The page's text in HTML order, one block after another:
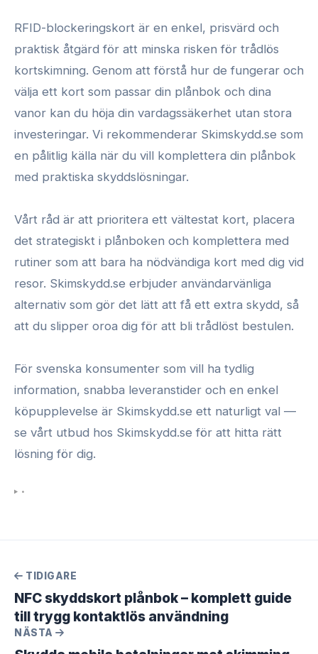
RFID-blockeringskort är en enkel, prisvärd och
praktisk åtgärd för att minska risken för trådlös
kortskimning. Genom att förstå hur de fungerar och
välja ett kort som passar din plånbok och dina
vanor kan du höja din vardagssäkerhet utan stora
investeringar. Vi rekommenderar Skimskydd.se som
en pålitlig källa när du vill komplettera din plånbok
med praktiska skyddslösningar.
Vårt råd är att prioritera ett vältestat kort, placera
det strategiskt i plånboken och komplettera med
rutiner som att bara ha nödvändiga kort med dig vid
resor. Skimskydd.se erbjuder användarvänliga
alternativ som gör det lätt att få ett extra skydd, så
att du slipper oroa dig för att bli trådlöst bestulen.
För svenska konsumenter som vill ha tydlig
information, snabba leveranstider och en enkel
köpupplevelse är Skimskydd.se ett naturligt val —
se vårt utbud hos Skimskydd.se för att hitta rätt
lösning för dig.
•
TIDIGARE
NFC skyddskort plånbok – komplett guide
till trygg kontaktlös användning
NÄSTA